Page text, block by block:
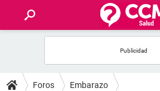
FOROS
Foros Embarazo